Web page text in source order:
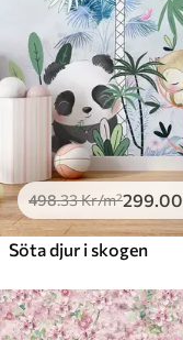
498.33Kr/m²299.00
Söta djur i skogen